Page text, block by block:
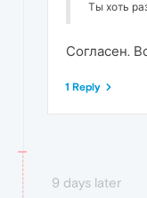
Ты хоть
Согласен.
1 Reply
9 days later